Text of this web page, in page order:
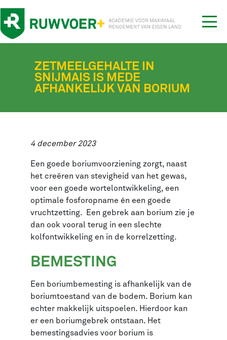
ZETMEELGEHALTE IN
SNIJMAIS IS MEDE
AFHANKELIJK VAN BORIUM
4 december 2023
Een goede boriumvoorziening zorgt, naast
het creëren van stevigheid van het gewas,
voor een goede wortelontwikkeling, een
optimale fosforopname én een goede
vruchtzetting. Een gebrek aan borium zie je
dan ook vooral terug in een slechte
kolfontwikkeling en in de korrelzetting.
BEMESTING
Een boriumbemesting is afhankelijk van de
boriumtoestand van de bodem. Borium kan
echter makkelijk uitspoelen. Hierdoor kan
er een boriumgebrek ontstaan. Het
bemestingsadvies voor borium is